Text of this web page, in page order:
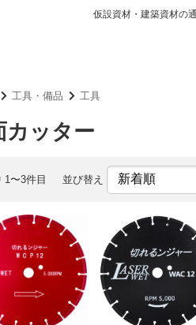
仮設資材・建築資材の
工具・備品 工具
カッター
1〜3件目 並び替え